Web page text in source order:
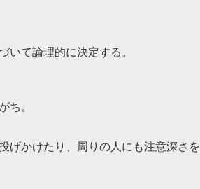
いて論理的に決定する。
ち。
げかけたり、周りの人にも注意深さを